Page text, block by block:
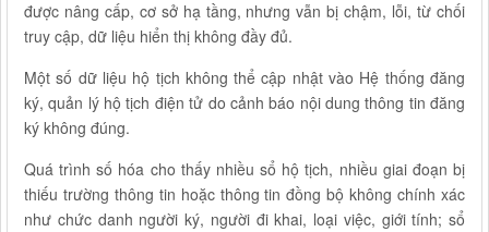
được nâng cấp, cơ sở hạ tầng, nhưng vẫn bị chậm, lỗi, từ chối
truy cập, dữ liệu hiển thị không đầy đủ.
Một số dữ liệu hộ tịch không thể cập nhật vào Hệ thống đăng
ký, quản lý hộ tịch điện tử do cảnh báo nội dung thông tin đăng
ký không đúng.
Quá trình số hóa cho thấy nhiều sổ hộ tịch, nhiều giai đoạn bị
thiếu trường thông tin hoặc thông tin đồng bộ không chính xác
như chức danh người ký, người đi khai, loại việc, giới tính; sổ